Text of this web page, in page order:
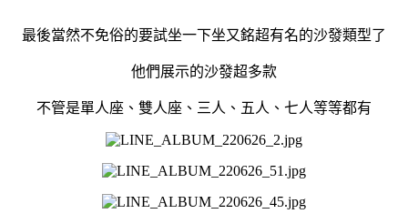
最後當然不免俗的要試坐一下坐又銘超有名的沙發類型了
他們展示的沙發超多款
不管是單人座、雙人座、三人、五人、七人等等都有